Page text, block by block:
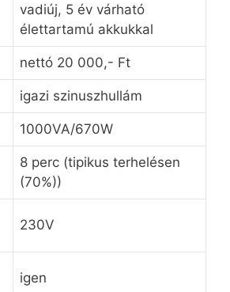
vadiúj, 5 év várható
élettartamú akkukkal
nettó 20 000,- Ft
igazi szinuszhullám
1000VA/670W
8 perc (tipikus terhelésen
(70%))
230V
igen